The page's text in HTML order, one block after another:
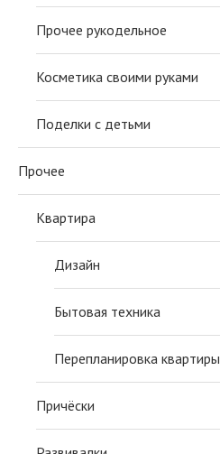
Прочее рукодельное
Косметика своими руками
Поделки с детьми
Прочее
Квартира
Дизайн
Бытовая техника
Перепланировка квартиры
Причёски